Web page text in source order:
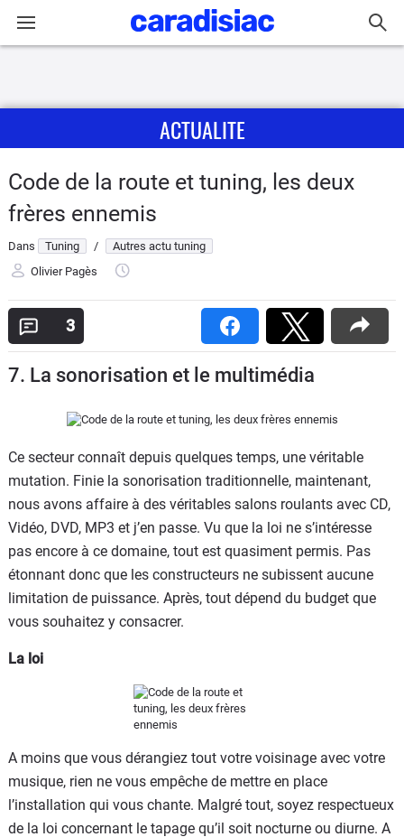
Actu
Essais
Guide
Electriques
Utilitaires
Forum
ACTUALITE
Code de la route et tuning, les deux
frères ennemis
Dans Tuning /
Autres actu tuning
Olivier Pagès
3
7. La sonorisation et le multimédia
Ce secteur connaît depuis quelques temps, une véritable
mutation. Finie la sonorisation traditionnelle, maintenant,
nous avons affaire à des véritables salons roulants avec CD,
Vidéo, DVD, MP3 et j’en passe. Vu que la loi ne s’intéresse
pas encore à ce domaine, tout est quasiment permis. Pas
étonnant donc que les constructeurs ne subissent aucune
limitation de puissance. Après, tout dépend du budget que
vous souhaitez y consacrer.
La loi
A moins que vous dérangiez tout votre voisinage avec votre
musique, rien ne vous empêche de mettre en place
l’installation qui vous chante. Malgré tout, soyez respectueux
de la loi concernant le tapage qu’il soit nocturne ou diurne. A